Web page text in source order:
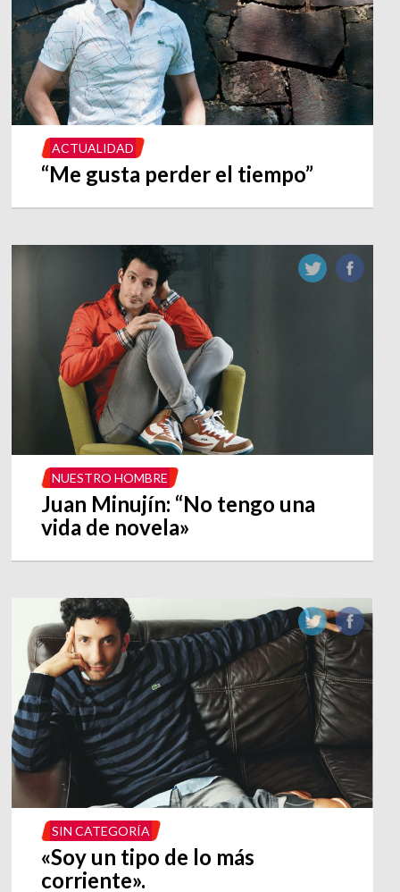
ACTUALIDAD
“Me gusta perder el tiempo”
NUESTRO HOMBRE
Juan Minujín: “No tengo una
vida de novela»
SIN CATEGORÍA
«Soy un tipo de lo más
corriente».